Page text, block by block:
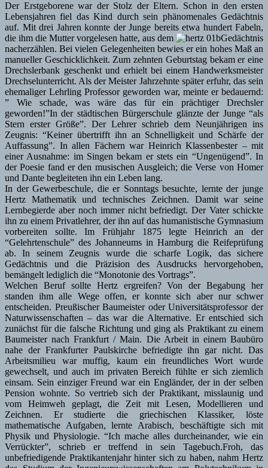
Der Erstgeborene war der Stolz der Eltern. Schon in den ersten
Lebensjahren fiel das Kind durch sein phänomenales Gedächtnis
auf. Mit drei Jahren konnte der Junge bereits etwa hundert Fabeln,
die ihm die Mutter vorgelesen hatte, aus dem
Gedächtnis
nacherzählen. Bei vielen Gelegenheiten bewies er ein hohes Maß an
manueller Geschicklichkeit. Zum zehnten Geburtstag bekam er eine
Drechslerbank geschenkt und erhielt bei einem Handwerksmeister
Drechselunterricht. Als der Meister Jahrzehnte später erfuhr, das sein
ehemaliger Lehrling Professor geworden war, meinte er bedauernd:
” Wie schade, was wäre das für ein prächtiger Drechsler
geworden!”In der städtischen Bürgerschule glänzte der Junge “als
Stern erster Größe”. Der Lehrer schrieb dem Neunjährigen ins
Zeugnis: “Keiner übertrifft ihn an Schnelligkeit und Schärfe der
Auffassung”. In allen Fächern war Heinrich Klassenbester – mit
einer Ausnahme: im Singen bekam er stets ein “Ungenügend”. In
der Poesie fand er den musischen Ausgleich; die Verse von Homer
und Dante begleiteten ihn ein Leben lang.
In der Gewerbeschule, die er Sonntags besuchte, lernte der junge
Hertz Mathematik und technisches Zeichnen. Damit war seine
Lernbegierde aber noch immer nicht befriedigt. Der Vater schickte
ihn zu einem Privatlehrer, der ihn auf das humanistische Gymnasium
vorbereiten sollte. Im Frühjahr 1875 legte Heinrich an der
“Gelehrtenschule” des Johanneums in Hamburg die Reifeprüfung
ab. In seinem Zeugnis wurde die scharfe Logik, das sichere
Gedächtnis und die Präzision des Ausdrucks hervorgehoben,
bemängelt lediglich die “Monotonie des Vortrags”.
Welchen Beruf sollte Hertz ergreifen? Von der Begabung her
standen ihm alle Wege offen, er konnte sich aber nur schwer
entscheiden. Preußischer Baumeister oder Universitätsprofessor der
Naturwissenschaften – das war die Alternative. Er entschied sich
zunächst für die falsche Richtung und ging als Praktikant zu einem
Baumeister nach Frankfurt / Main. Die Arbeit in einem Baubüro
nahe der Frankfurter Paulskirche befriedigte ihn gar nicht. Das
Arbeitsmilieu war muffig, kaum ein freundliches Wort wurde
gewechselt, und auch im privaten Bereich fühlte er sich ziemlich
einsam. Sein einziger Freund war ein Engländer, der in der selben
Pension wohnte. So vertrieb sich der Praktikant, misslaunig und
vom Heimweh geplagt, die Zeit mit Lesen, Modellieren und
Zeichnen. Er studierte die griechischen Klassiker, löste
mathematische Aufgaben, lernte Arabisch, beschäftigte sich mit
Physik und Physiologie. “Ich mache alles durcheinander, wie ein
Verrückter”, schrieb er treffend in sein Tagebuch.Froh, das
unbefriedigende Praktikantenjahr hinter sich zu haben, nahm Hertz